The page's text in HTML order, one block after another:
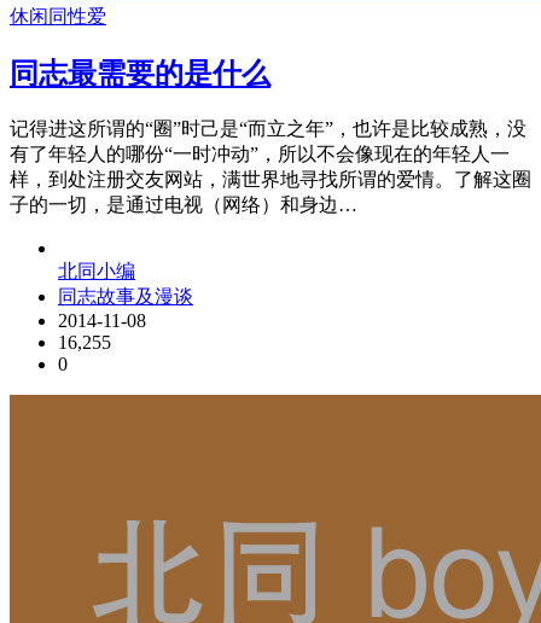
休闲 同性爱
同志最需要的是什么
记得进这所谓的“圈”时己是“而立之年”，也许是比较成熟，没
有了年轻人的哪份“一时冲动”，所以不会像现在的年轻人一
样，到处注册交友网站，满世界地寻找所谓的爱情。了解这圈
子的一切，是通过电视（网络）和身边…
北同小编
同志故事及漫谈
2014-11-08
16,255
0